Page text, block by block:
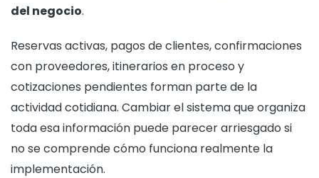
del negocio.
Reservas activas, pagos de clientes, confirmaciones
con proveedores, itinerarios en proceso y
cotizaciones pendientes forman parte de la
actividad cotidiana. Cambiar el sistema que organiza
toda esa información puede parecer arriesgado si
no se comprende cómo funciona realmente la
implementación.